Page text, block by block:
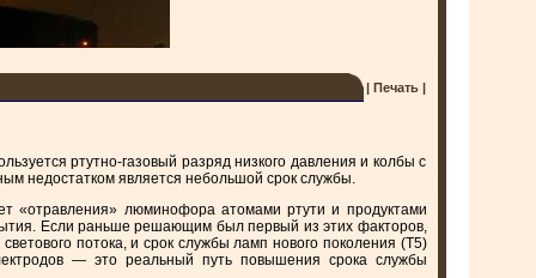
| Печать |
ртутно-газовый разряд низкого давления и колбы с
недостатком является небольшой срок службы.
«отравления» люминофора атомами ртути и продуктами
Если раньше решающим был первый из этих факторов,
потока, и срок службы ламп нового поколения (Т5)
— это реальный путь повышения срока службы